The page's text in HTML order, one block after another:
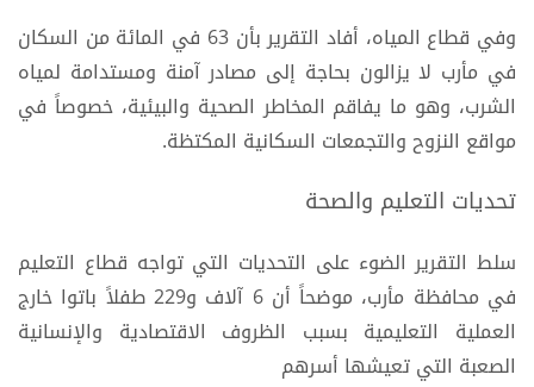
وفي قطاع المياه، أفاد التقرير بأن 63 في المائة من السكان
في مأرب لا يزالون بحاجة إلى مصادر آمنة ومستدامة لمياه
الشرب، وهو ما يفاقم المخاطر الصحية والبيئية، خصوصاً في
مواقع النزوح والتجمعات السكانية المكتظة.
تحديات التعليم والصحة
سلط التقرير الضوء على التحديات التي تواجه قطاع التعليم
في محافظة مأرب، موضحاً أن 6 آلاف و229 طفلاً باتوا خارج
العملية التعليمية بسبب الظروف الاقتصادية والإنسانية
الصعبة التي تعيشها أسرهم